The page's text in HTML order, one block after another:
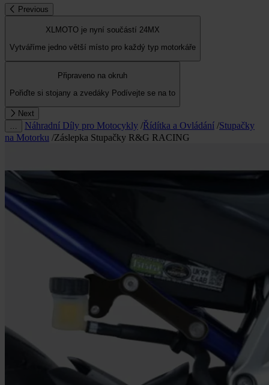
Previous
XLMOTO je nyní součástí 24MX
Vytváříme jedno větší místo pro každý typ motorkáře
Připraveno na okruh
Pořiďte si stojany a zvedáky Podívejte se na to
Next
Náhradní Díly pro Motocykly /Řídítka a Ovládání /Stupačky
na Motorku /Záslepka Stupačky R&G RACING